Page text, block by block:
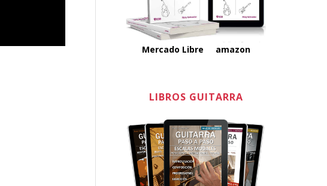
Mercado Libre amazon
LIBROS GUITARRA